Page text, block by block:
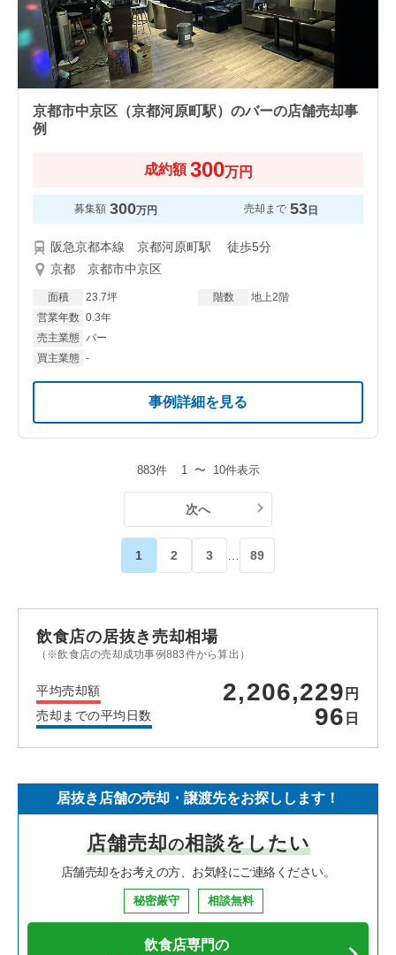
京都市中京区（京都河原町駅）のバーの店舗売却事
例
成約額 300万円
募集額 300万円 売却まで 53日
阪急京都本線 京都河原町駅 徒歩5分
京都 京都市中京区
面積 23.7坪 階数
地上2階
営業年数 0.3年
売主業態 バー
買主業態 -
事例詳細を見る
883件 1 〜 10件表示
次へ
1 2 3 89
飲食店の居抜き売却相場
（※飲食店の売却成功事例883件から算出）
平均売却額 2,206,229 円
売却までの平均日数 96 日
居抜き店舗の売却・譲渡先をお探しします！
店舗売却の相談をしたい
店舗売却をお考えの方、お気軽にご連絡ください。
秘密厳守 相談無料
飲食店専門の